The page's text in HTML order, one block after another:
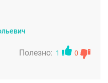
что не страшно с
всем Андрея
Вам !
Полезно: 1 0